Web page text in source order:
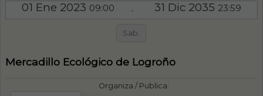
01 Ene 2023 09:00 - 31 Dic 2035 23:59
Sab.
Mercadillo Ecológico de Logroño
Organiza / Publica: